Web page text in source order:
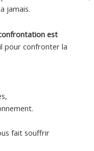
jamais.
est
pour confronter la
fait souffrir